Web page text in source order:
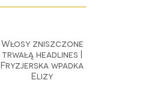
Włosy zniszczone
trwałą headlines |
Fryzjerska wpadka
Elizy